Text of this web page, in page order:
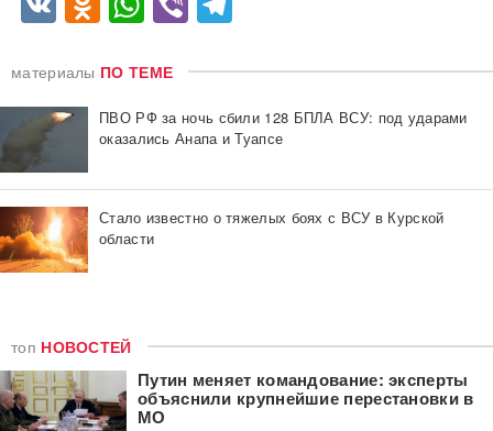
материалы ПО ТЕМЕ
ПВО РФ за ночь сбили 128 БПЛА ВСУ: под ударами
оказались Анапа и Туапсе
Стало известно о тяжелых боях с ВСУ в Курской
области
топ НОВОСТЕЙ
Путин меняет командование: эксперты
объяснили крупнейшие перестановки в
МО